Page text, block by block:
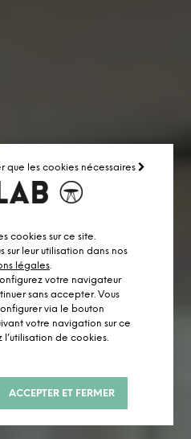
que les cookies nécessaires
cookies sur ce site.
sur leur utilisation dans nos
légales.
votre navigateur
sans accepter. Vous
via le bouton
votre navigation sur ce
de cookies.
ACCEPTER ET FERMER